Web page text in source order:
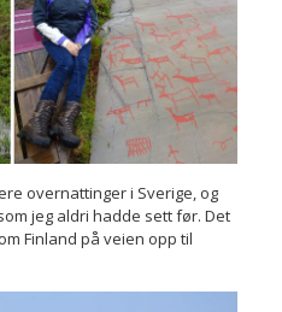
overnattinger i Sverige, og
jeg aldri hadde sett før. Det
Finland på veien opp til